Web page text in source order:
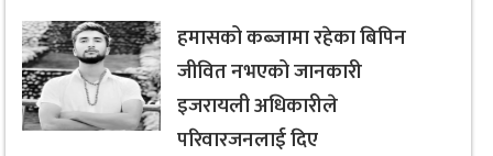
हमासको कब्जामा रहेका बिपिन
जीवित नभएको जानकारी
इजरायली अधिकारीले
परिवारजनलाई दिए